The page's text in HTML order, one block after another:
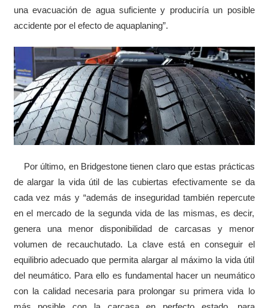
una evacuación de agua suficiente y produciría un posible
accidente por el efecto de aquaplaning”.
Por último, en Bridgestone tienen claro que estas prácticas
de alargar la vida útil de las cubiertas efectivamente se da
cada vez más y “además de inseguridad también repercute
en el mercado de la segunda vida de las mismas, es decir,
genera una menor disponibilidad de carcasas y menor
volumen de recauchutado. La clave está en conseguir el
equilibrio adecuado que permita alargar al máximo la vida útil
del neumático. Para ello es fundamental hacer un neumático
con la calidad necesaria para prolongar su primera vida lo